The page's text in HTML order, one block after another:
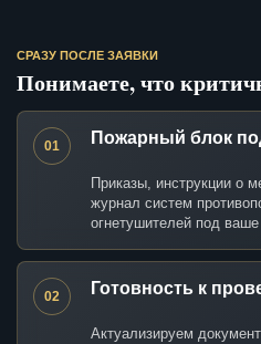
СРАЗУ ПОСЛЕ ЗАЯВКИ
Понимаете, что
01 Пожарный блок
Приказы, инструкции о
журнал систем
огнетушителей под
02 Готовность к
Актуализируем